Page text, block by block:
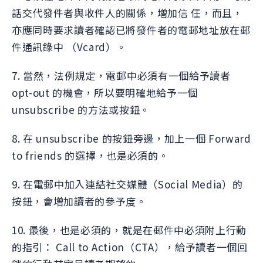
話交代發件者與收件人的關係，增加信 任，而且，
亦應同時要求讀者確認已將發件者的電郵地址放在郵
件通訊錄中 （Vcard）。
7. 當然，法例規定，電郵中必須有一個給予讀者
opt-out 的機會，所以要明確地給予一個
unsubscribe 的方法或按鈕。
8. 在 unsubscribe 的按鈕旁邊，加上一個 Forward
to friends 的選擇，也是必須的。
9. 在電郵中加入連結社交媒體（Social Media）的
按鈕，會增加讀者的參予度。
10. 最後，也是必須的，就是在郵件中必須附上行動
的指引： Call to Action（CTA），給予讀者一個回